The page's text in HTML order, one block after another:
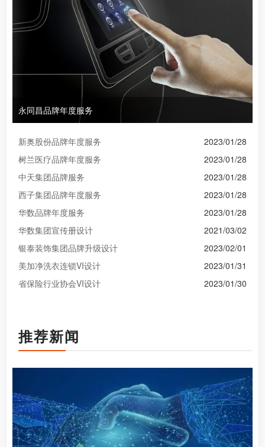
永同昌品牌年度服务
2023/01/28
新奥股份品牌年度服务
2023/01/28
树兰医疗品牌年度服务
2023/01/28
中天集团品牌服务
2023/01/28
西子集团品牌年度服务
2023/01/28
华数品牌年度服务
2021/03/02
华数集团宣传册设计
2023/02/01
银泰装饰集团品牌升级设计
2023/01/31
美加净洗衣连锁VI设计
2023/01/30
省保险行业协会VI设计
推荐新闻